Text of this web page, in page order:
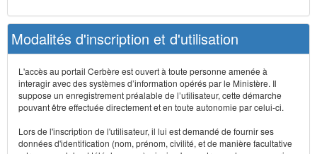
Modalités d'inscription et d'utilisation
L'accès au portail Cerbère est ouvert à toute personne amenée à
interagir avec des systèmes d’information opérés par le Ministère. Il
suppose un enregistrement préalable de l’utilisateur, cette démarche
pouvant être effectuée directement et en toute autonomie par celui-ci.
Lors de l'inscription de l'utilisateur, il lui est demandé de fournir ses
données d'identification (nom, prénom, civilité, et de manière facultative